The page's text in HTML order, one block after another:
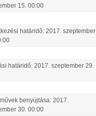
15 00:00
határidő: 2017. szeptember
határidő: 2017. szeptember 29
benyújtása: 2017.
30 00:00